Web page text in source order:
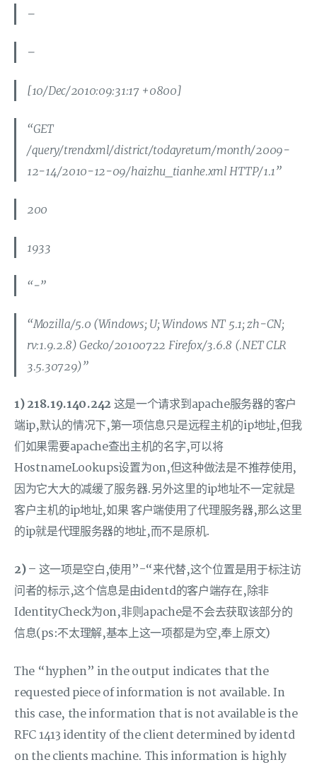
–
–
[10/Dec/2010:09:31:17 +0800]
“GET
/query/trendxml/district/todayreturn/month/2009-
12-14/2010-12-09/haizhu_tianhe.xml HTTP/1.1”
200
1933
“-”
“Mozilla/5.0 (Windows; U; Windows NT 5.1; zh-CN;
rv:1.9.2.8) Gecko/20100722 Firefox/3.6.8 (.NET CLR
3.5.30729)”
1) 218.19.140.242 这是一个请求到apache服务器的客户
端ip,默认的情况下,第一项信息只是远程主机的ip地址,但我
们如果需要apache查出主机的名字,可以将
HostnameLookups设置为on,但这种做法是不推荐使用,
因为它大大的减缓了服务器.另外这里的ip地址不一定就是
客户主机的ip地址,如果 客户端使用了代理服务器,那么这里
的ip就是代理服务器的地址,而不是原机.
2) – 这一项是空白,使用”-“来代替,这个位置是用于标注访
问者的标示,这个信息是由identd的客户端存在,除非
IdentityCheck为on,非则apache是不会去获取该部分的
信息(ps:不太理解,基本上这一项都是为空,奉上原文)
The “hyphen” in the output indicates that the
requested piece of information is not available. In
this case, the information that is not available is the
RFC 1413 identity of the client determined by identd
on the clients machine. This information is highly